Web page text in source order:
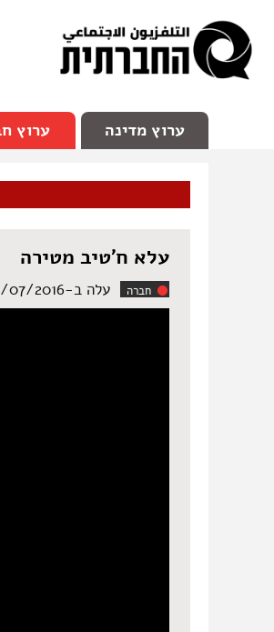
ערוץ מדינה ערוץ
עלא ח'טיב מטירה
חברה עלה ב-31/07/2016, 15:25